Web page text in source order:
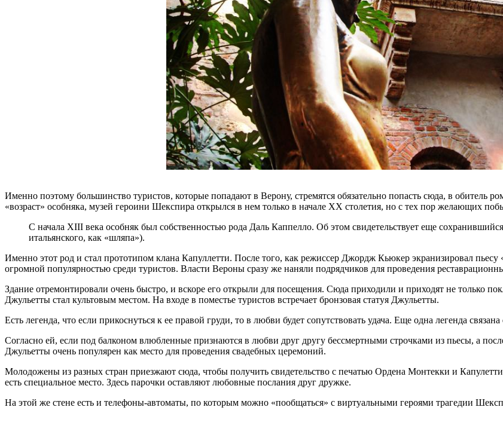
Именно поэтому большинство туристов, которые попадают в Верону, стремятся обязательно попасть сюда, в
«возраст» особняка, музей героини Шекспира открылся в нем только в начале XX столетия, но с тех пор желающих
С начала XIII века особняк был собственностью рода Даль Каппелло. Об этом свидетельствует еще
итальянского, как «шляпа»).
Именно этот род и стал прототипом клана Капуллетти. После того, как режиссер Джордж Кьюкер экранизировал пьесу
огромной популярностью среди туристов. Власти Вероны сразу же наняли подрядчиков для проведения
Здание отремонтировали очень быстро, и вскоре его открыли для посещения. Сюда приходили и приходят не только
Джульетты стал культовым местом. На входе в поместье туристов встречает бронзовая статуя Джульетты.
Есть легенда, что если прикоснуться к ее правой груди, то в любви будет сопутствовать удача. Еще одна легенда
Согласно ей, если под балконом влюбленные признаются в любви друг другу бессмертными строчками из пьесы, а
Джульетты очень популярен как место для проведения свадебных церемоний.
Молодожены из разных стран приезжают сюда, чтобы получить свидетельство с печатью Ордена Монтекки и
есть специальное место. Здесь парочки оставляют любовные послания друг дружке.
На этой же стене есть и телефоны-автоматы, по которым можно «пообщаться» с виртуальными героями трагедии